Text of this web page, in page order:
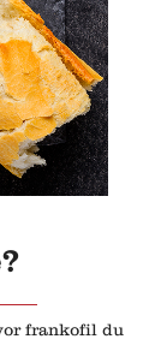
frankofil du